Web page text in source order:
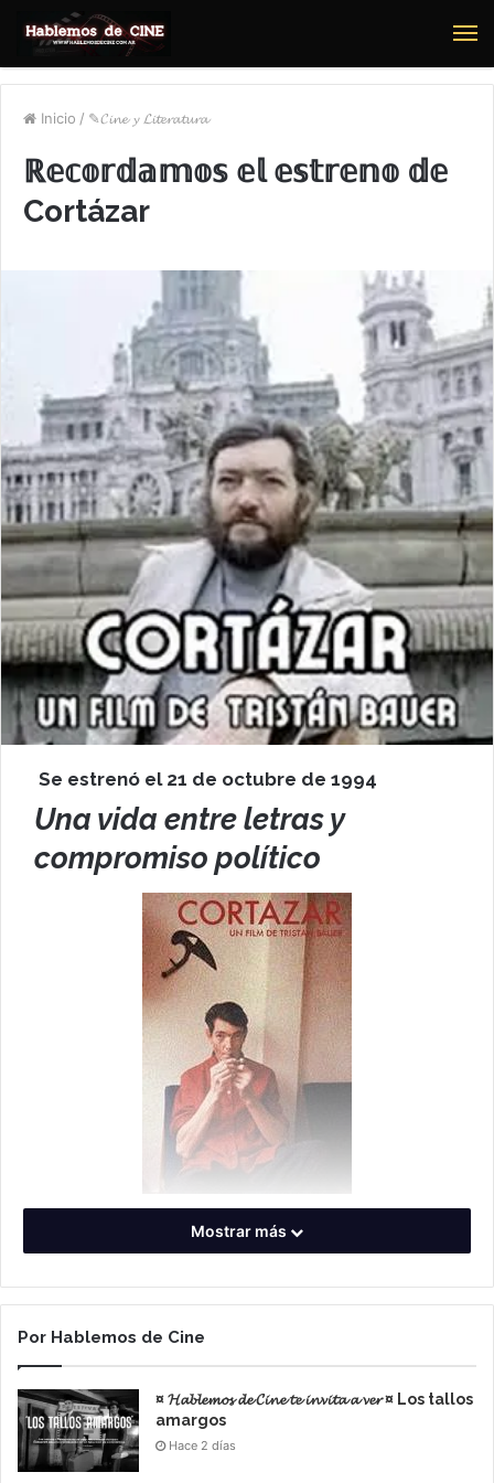
Inicio / ✎𝓒𝓲𝓷𝓮 𝔂 𝓛𝓲𝓽𝓮𝓻𝓪𝓽𝓾𝓻𝓪
ℝ𝕖𝕔𝕠𝕣𝕕𝕒𝕞𝕠𝕤 𝕖𝕝 𝕖𝕤𝕥𝕣𝕖𝕟𝕠 𝕕𝕖
Cortázar
Se estrenó el 21 de octubre de 1994
Una vida entre letras y
compromiso político
El documental profundiza en su vida, ofreciendo una
Bauer nos lleva de la mano por los hitos más
infancia en Argentina, hasta sus años de exilio en
Europa. La película nos muestra no solo como un
genio literario, sino como un hombre profundamente
Mostrar más
Por Hablemos de Cine
¤ 𝓗𝓪𝓫𝓵𝓮𝓶𝓸𝓼 𝓭𝓮 𝓒𝓲𝓷𝓮 𝓽𝓮 𝓲𝓷𝓿𝓲𝓽𝓪 𝓪 𝓿𝓮𝓻 ¤ Los tallos
amargos
Hace 2 días